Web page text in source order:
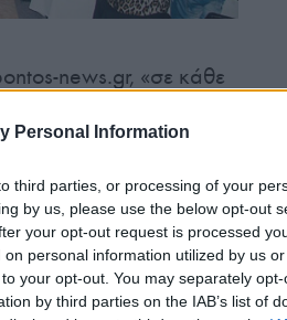
Personal Information
third parties, or processing of your
by us, please use the below opt-out
your opt-out request is processed
personal information utilized by us
your opt-out. You may separately
by third parties on the IAB’s list of
news.gr, «σε κάθε
να μην τους
πριν και δέκα μέρες
να
στη θεατρική
του στο